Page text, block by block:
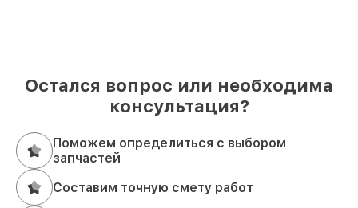
Остался вопрос или необходима
консультация?
Поможем определиться с выбором
запчастей
Составим точную смету работ